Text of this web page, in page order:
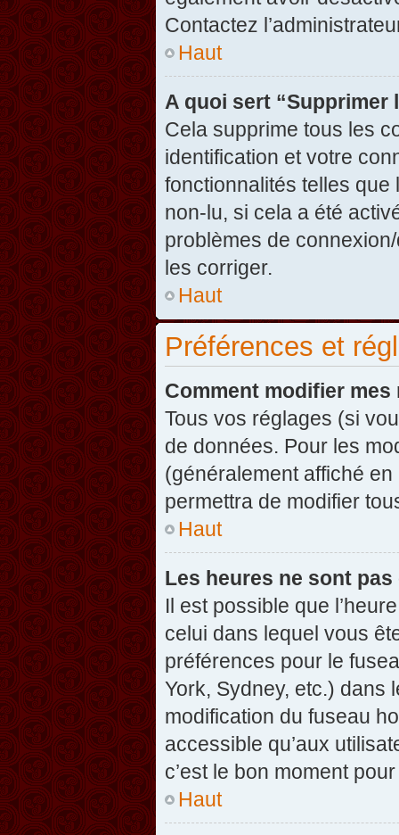
Contactez
Haut
A quoi sert “Supprimer
Cela supprime tous les
identification et votre
fonctionnalités telles que
non-lu, si cela a été
problèmes de
les corriger.
Haut
Préférences et
Comment modifier mes
Tous vos réglages (si
de données. Pour les
(généralement affiché
permettra de modifier
Haut
Les heures ne sont
Il est possible que
celui dans lequel vous
préférences pour le
York, Sydney, etc.) dans
modification du fuseau
accessible qu’aux
c’est le bon moment
Haut